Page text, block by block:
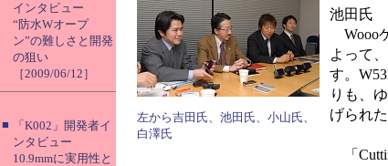
インタビュー
“防水Wオープ
ン”の難しさと開発
の狙い
［2009/06/12］
■
「K002」開発者イ
ンタビュー
10.9mmに実用性と
左から吉田氏、池田氏、小山氏、
白澤氏
池田氏
Wooo
よって
す。
りも、
げられ
「